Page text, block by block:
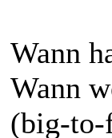
Wann
Wann
(big-to-